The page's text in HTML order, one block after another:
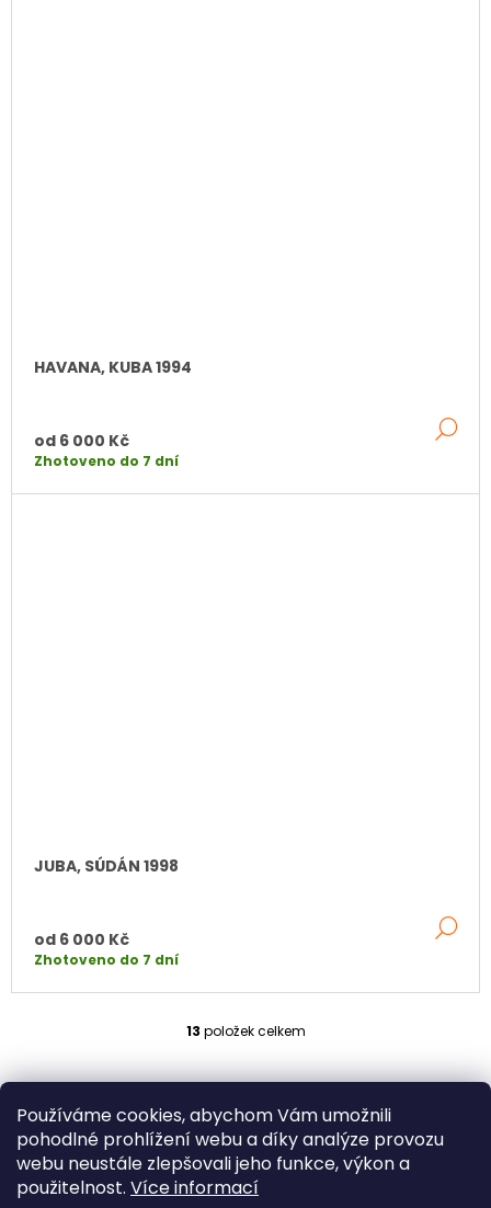
Používáme cookies, abychom Vám umožnili
pohodlné prohlížení webu a díky analýze provozu
webu neustále zlepšovali jeho funkce, výkon a
použitelnost. Více informací
HAVANA, KUBA 1994
od 6 000 Kč
Zhotoveno do 7 dní
JUBA, SÚDÁN 1998
od 6 000 Kč
Zhotoveno do 7 dní
O
L
D
A
C
Í
13 položek celkem